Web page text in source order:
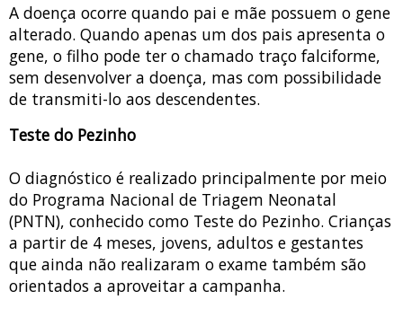
A doença ocorre quando pai e mãe possuem o gene
alterado. Quando apenas um dos pais apresenta o
gene, o filho pode ter o chamado traço falciforme,
sem desenvolver a doença, mas com possibilidade
de transmiti-lo aos descendentes.
Teste do Pezinho
O diagnóstico é realizado principalmente por meio
do Programa Nacional de Triagem Neonatal
(PNTN), conhecido como Teste do Pezinho. Crianças
a partir de 4 meses, jovens, adultos e gestantes
que ainda não realizaram o exame também são
orientados a aproveitar a campanha.